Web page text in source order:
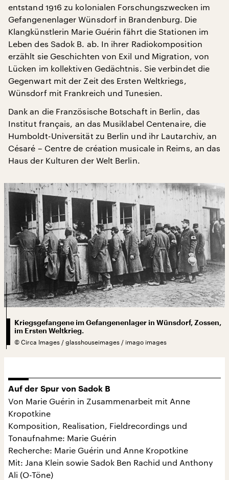
entstand 1916 zu kolonialen Forschungszwecken im
Gefangenenlager Wünsdorf in Brandenburg. Die
Klangkünstlerin Marie Guérin fährt die Stationen im
Leben des Sadok B. ab. In ihrer Radiokomposition
erzählt sie Geschichten von Exil und Migration, von
Lücken im kollektiven Gedächtnis. Sie verbindet die
Gegenwart mit der Zeit des Ersten Weltkriegs,
Wünsdorf mit Frankreich und Tunesien.
Dank an die Französische Botschaft in Berlin, das
Institut français, an das Musiklabel Centenaire, die
Humboldt-Universität zu Berlin und ihr Lautarchiv, an
Césaré – Centre de création musicale in Reims, an das
Haus der Kulturen der Welt Berlin.
Kriegsgefangene im Gefangenenlager in Wünsdorf, Zossen,
im Ersten Weltkrieg.
© Circa Images / glasshouseimages / imago images
Auf der Spur von Sadok B
Von Marie Guérin in Zusammenarbeit mit Anne
Kropotkine
Komposition, Realisation, Fieldrecordings und
Tonaufnahme: Marie Guérin
Recherche: Marie Guérin und Anne Kropotkine
Mit: Jana Klein sowie Sadok Ben Rachid und Anthony
Ali (O-Töne)